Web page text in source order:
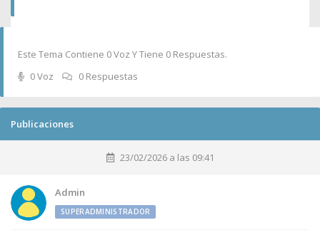
Este Tema Contiene 0 Voz Y Tiene 0 Respuestas.
0 Voz
0 Respuestas
Publicaciones
23/02/2026 a las 09:41
Admin
SUPERADMINISTRADOR